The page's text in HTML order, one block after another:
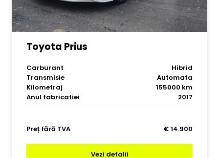
Toyota Prius
Carburant
Hibrid
Transmisie
Automata
Kilometraj
155000 km
Anul fabricatiei
2017
Preț fără TVA € 14.900
Vezi detalii